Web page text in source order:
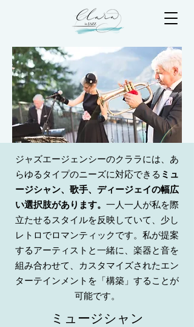
ジャズエージェンシーのクララには、あ
らゆるタイプのニーズに対応できる ミュ
ージシャン、歌手、ディージェイの幅広
い選択肢があります。 一人一人が私を際
立たせるスタイルを反映していて、少し
レトロでロマンティックです。私が提案
するアーティストと一緒に、楽器と音を
組み合わせて、カスタマイズされたエン
ターテインメントを「構築」することが
可能です。
ミュージシャン